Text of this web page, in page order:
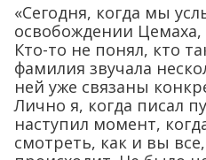
«Сегодня, когда мы
освобождении
Кто-то не понял, кто
фамилия звучала
ней уже связаны
Лично я, когда писал
наступил момент,
смотреть, как и вы